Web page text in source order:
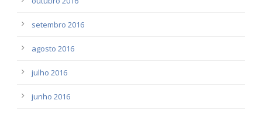
setembro 2016
agosto 2016
julho 2016
junho 2016